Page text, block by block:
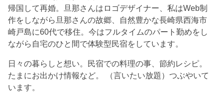
帰国して再婚。旦那さんはロゴデザイナー、私はWeb制
作をしながら旦那さんの故郷、自然豊かな長崎県西海市
崎戸島に60代で移住。今はフルタイムのパート勤めをし
ながら自宅のひと間で体験型民宿をしています。
日々の暮らしと想い。民宿での料理の事、節約レシピ。
たまにお出かけ情報など。 （言いたい放題）つぶやいて
います。